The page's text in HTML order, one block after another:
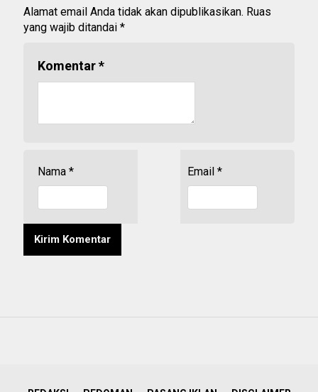
Alamat email Anda tidak akan dipublikasikan. Ruas
yang wajib ditandai *
Komentar*
Nama * Email *